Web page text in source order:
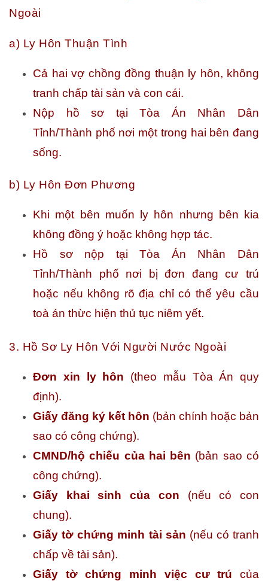
Ngoài
a) Ly Hôn Thuận Tình
Cả hai vợ chồng đồng thuận ly hôn, không
tranh chấp tài sản và con cái.
Nộp hồ sơ tại Tòa Án Nhân Dân
Tỉnh/Thành phố nơi một trong hai bên đang
sống.
b) Ly Hôn Đơn Phương
Khi một bên muốn ly hôn nhưng bên kia
không đồng ý hoặc không hợp tác.
Hồ sơ nộp tại Tòa Án Nhân Dân
Tỉnh/Thành phố nơi bị đơn đang cư trú
hoặc nếu không rõ địa chỉ có thể yêu cầu
toà án thừc hiện thủ tục niêm yết.
3. Hồ Sơ Ly Hôn Với Người Nước Ngoài
Đơn xin ly hôn (theo mẫu Tòa Án quy
định).
Giấy đăng ký kết hôn (bản chính hoặc bản
sao có công chứng).
CMND/hộ chiếu của hai bên (bản sao có
công chứng).
Giấy khai sinh của con (nếu có con
chung).
Giấy tờ chứng minh tài sản (nếu có tranh
chấp về tài sản).
Giấy tờ chứng minh việc cư trú của